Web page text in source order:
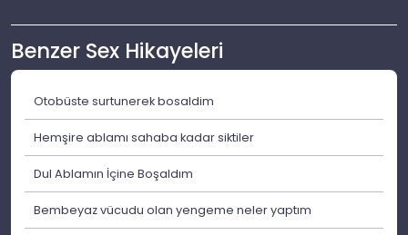
Benzer Sex Hikayeleri
Otobüste surtunerek bosaldim
Hemşire ablamı sahaba kadar siktiler
Dul Ablamın İçine Boşaldım
Bembeyaz vücudu olan yengeme neler yaptım